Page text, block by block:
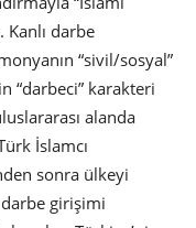
Kanlı darbe
“sivil/sosyal”
“darbeci” karakteri
alanda
İslamcı
sonra ülkeyi
darbe girişimi